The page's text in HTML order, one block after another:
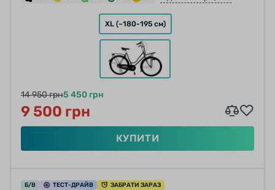
XL (~180-195 см)
14 950 грн5 450 грн
9 500 грн
КУПИТИ
Б/В ТЕСТ-ДРАЙВ ЗАБРАТИ ЗАРАЗ